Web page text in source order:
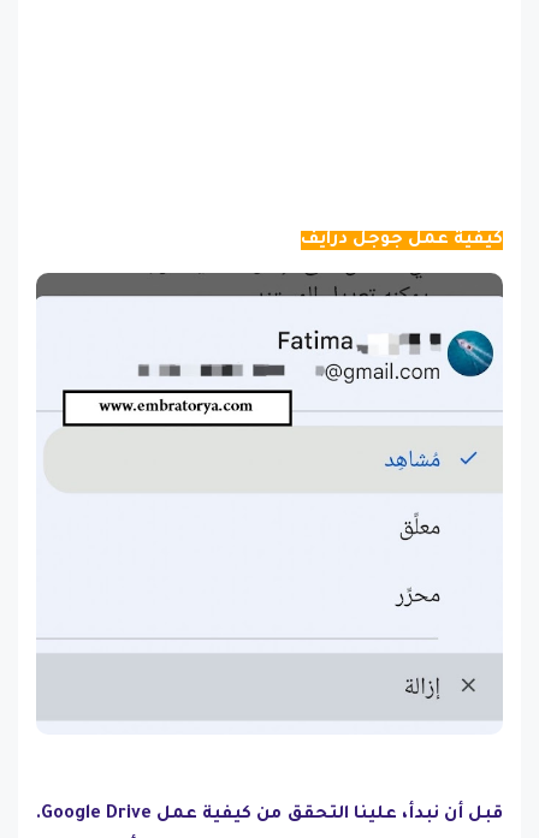
كيفية عمل جوجل درايف
قبل أن نبدأ، علينا التحقق من كيفية عمل Google Drive.